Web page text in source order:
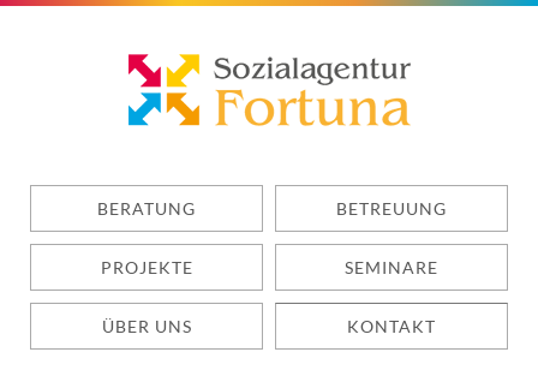
BERATUNG BETREUUNG
PROJEKTE SEMINARE
ÜBER UNS KONTAKT